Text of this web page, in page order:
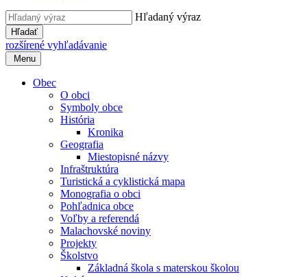
Hľadaný výraz
Hľadať
rozšírené vyhľadávanie
Menu
Obec
O obci
Symboly obce
História
Kronika
Geografia
Miestopisné názvy
Infraštruktúra
Turistická a cyklistická mapa
Monografia o obci
Pohľadnica obce
Voľby a referendá
Malachovské noviny
Projekty
Školstvo
Základná škola s materskou školou